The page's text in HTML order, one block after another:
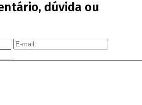
dúvida ou